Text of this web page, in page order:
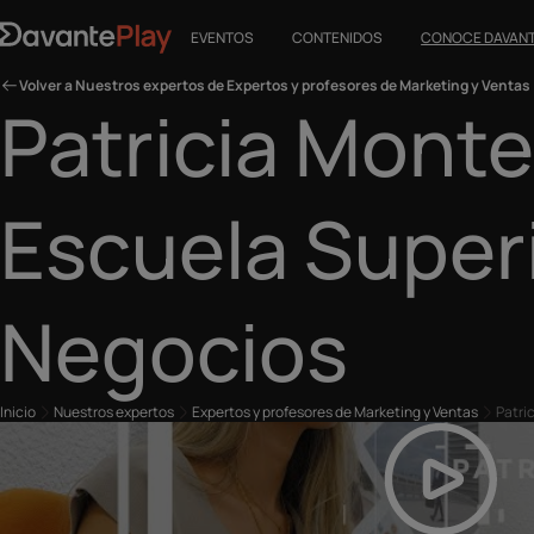
EVENTOS CONTENIDOS CONOCE
Volver a Nuestros expertos de Expertos y profesores de Marketing y Ventas
Patricia
Escuela
Negocios
Inicio Nuestros expertos Expertos y profesores de Marketing y Ventas